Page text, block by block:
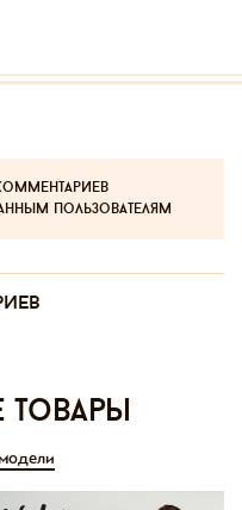
пользователям
товары